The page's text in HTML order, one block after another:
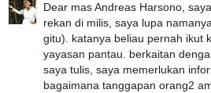
Dear mas Andreas Harsono,
rekan di milis, saya lupa
gitu). katanya beliau pernah ikut
yayasan pantau. berkaitan
saya tulis, saya memerlukan
bagaimana tanggapan orang2